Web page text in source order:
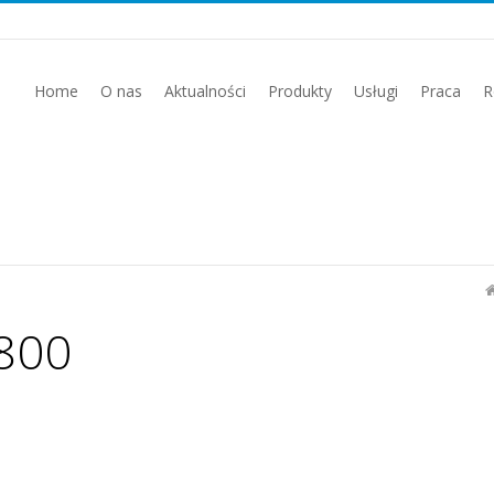
Home O nas Aktualności Produkty Usługi Praca